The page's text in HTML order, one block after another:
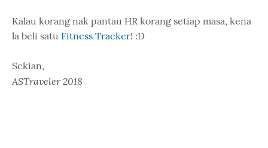
Kalau korang nak pantau HR korang setiap masa, kena
la beli satu Fitness Tracker! :D
Sekian,
ASTraveler 2018